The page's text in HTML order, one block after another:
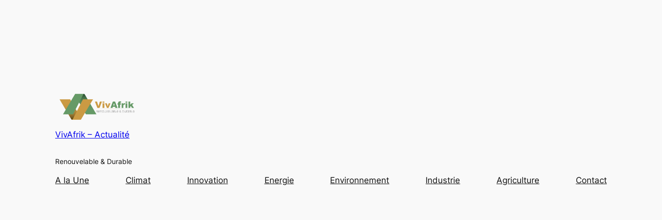
VivAfrik – Actualité
Renouvelable & Durable
A la Une Climat Innovation Energie Environnement Industrie Agriculture Contact